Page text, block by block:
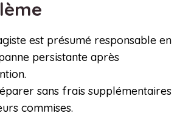
est présumé responsable en
persistante après
sans frais supplémentaires
commises.